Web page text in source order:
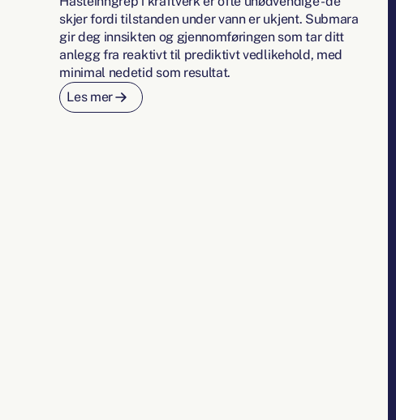
skjer fordi tilstanden under vann er ukjent. Submara
gir deg innsikten og gjennomføringen som tar ditt
anlegg fra reaktivt til prediktivt vedlikehold, med
minimal nedetid som resultat.
Les mer